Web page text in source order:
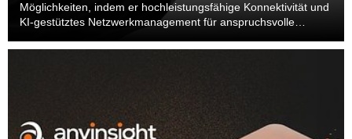
Möglichkeiten, indem er hochleistungsfähige Konnektivität und
KI-gestütztes Netzwerkmanagement für anspruchsvolle